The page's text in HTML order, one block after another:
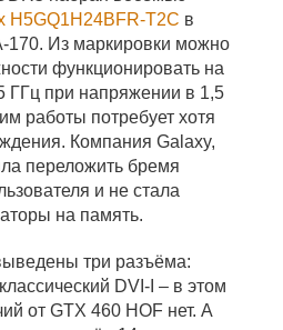
H5GQ1H24BFR-T2C в
170. Из маркировки можно
функционировать на
ГГц при напряжении в 1,5
работы потребует хотя
Компания Galaxy,
переложить бремя
и не стала
на память.
три разъёма:
DVI-I – в этом
от GTX 460 HOF нет. А